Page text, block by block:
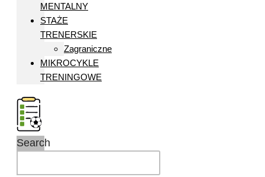
MENTALNY
STAŻE
TRENERSKIE
Zagraniczne
MIKROCYKLE
TRENINGOWE
Search